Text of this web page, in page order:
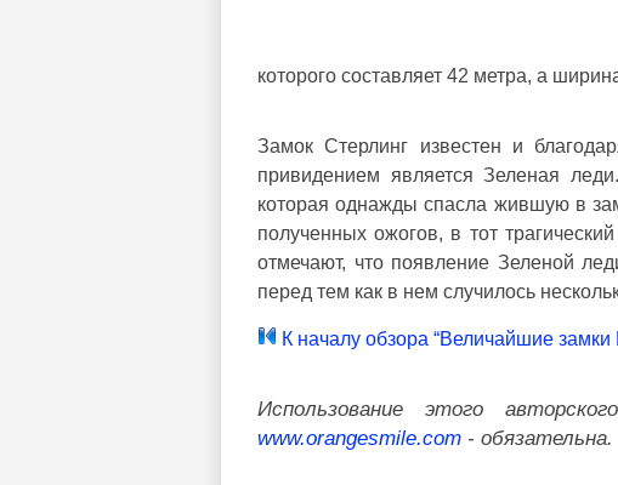
которого составляет 42 метра, а
Замок Стерлинг известен и
привидением является Зеленая
которая однажды спасла жившую в
полученных ожогов, в тот
отмечают, что появление Зеленой
перед тем как в нем случилось
К началу обзора “Величайшие
Использование этого
www.orangesmile.com - обязательна.